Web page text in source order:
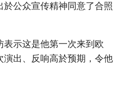
公众宣传精神同意了合照
示这是他第一次来到欧
出、反响高於预期，令他